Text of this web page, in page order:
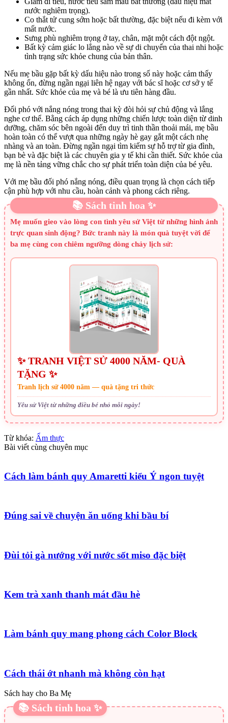
nước nghiêm trọng).
Co thắt tử cung sớm hoặc bất thường, đặc biệt nếu đi kèm với
mất nước.
Sưng phù nghiêm trọng ở tay, chân, mặt một cách đột ngột.
Bất kỳ cảm giác lo lắng nào về sự di chuyển của thai nhi hoặc
tình trạng sức khỏe chung của bản thân.
Nếu mẹ bầu gặp bất kỳ dấu hiệu nào trong số này hoặc cảm thấy
không ổn, đừng ngần ngại liên hệ ngay với bác sĩ hoặc cơ sở y tế
gần nhất. Sức khỏe của mẹ và bé là ưu tiên hàng đầu.
Đối phó với nắng nóng trong thai kỳ đòi hỏi sự chủ động và lắng
nghe cơ thể. Bằng cách áp dụng những chiến lược toàn diện từ dinh
dưỡng, chăm sóc bên ngoài đến duy trì tinh thần thoải mái, mẹ bầu
hoàn toàn có thể vượt qua những ngày hè gay gắt một cách nhẹ
nhàng và an toàn. Đừng ngần ngại tìm kiếm sự hỗ trợ từ gia đình,
bạn bè và đặc biệt là các chuyên gia y tế khi cần thiết. Sức khỏe của
mẹ là nền tảng vững chắc cho sự phát triển toàn diện của bé yêu.
Với mẹ bầu đối phó nắng nóng, điều quan trọng là chọn cách tiếp
cận phù hợp với nhu cầu, hoàn cảnh và phong cách riêng.
📚 Sách tinh hoa ✨
Mẹ muốn gieo vào lòng con tình yêu sử Việt từ những hình ảnh
trực quan sinh động? Bức tranh này là món quà tuyệt vời để
ba mẹ cùng con chiêm ngưỡng dòng chảy lịch sử:
✨ TRANH VIỆT SỬ 4000 NĂM- QUÀ
TẶNG ✨
Tranh lịch sử 4000 năm — quà tặng tri thức
Yêu sử Việt từ những điều bé nhỏ mỗi ngày!
Từ khóa: Ẩm thực
Bài viết cùng chuyên mục
Cách làm bánh quy Amaretti kiểu Ý ngon tuyệt
Đúng sai về chuyện ăn uống khi bầu bí
Đùi tỏi gà nướng với nước sốt miso đặc biệt
Kem trà xanh thanh mát đầu hè
Làm bánh quy mang phong cách Color Block
Cách thái ớt nhanh mà không còn hạt
Sách hay cho Ba Mẹ
📚 Sách tinh hoa ✨